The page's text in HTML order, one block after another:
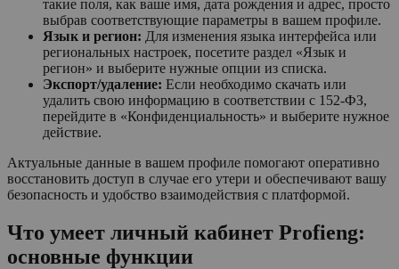
такие поля, как ваше имя, дата рождения и адрес, просто
выбрав соответствующие параметры в вашем профиле.
Язык и регион: Для изменения языка интерфейса или
региональных настроек, посетите раздел «Язык и
регион» и выберите нужные опции из списка.
Экспорт/удаление: Если необходимо скачать или
удалить свою информацию в соответствии с 152-ФЗ,
перейдите в «Конфиденциальность» и выберите нужное
действие.
Актуальные данные в вашем профиле помогают оперативно
восстановить доступ в случае его утери и обеспечивают вашу
безопасность и удобство взаимодействия с платформой.
Что умеет личный кабинет Profieng:
основные функции